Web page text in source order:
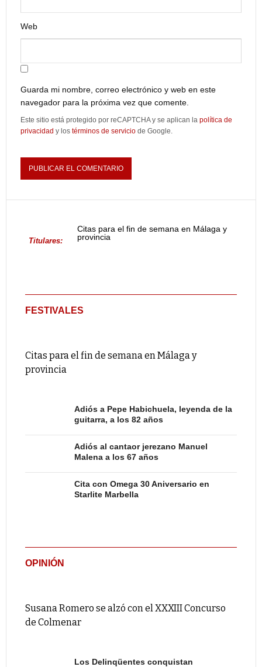
Web
Guarda mi nombre, correo electrónico y web en este
navegador para la próxima vez que comente.
Este sitio está protegido por reCAPTCHA y se aplican la política de
privacidad y los términos de servicio de Google.
Titulares:
Citas para el fin de semana en Málaga y
provincia
FESTIVALES
Citas para el fin de semana en Málaga y
provincia
Adiós a Pepe Habichuela, leyenda de la
guitarra, a los 82 años
Adiós al cantaor jerezano Manuel
Malena a los 67 años
Cita con Omega 30 Aniversario en
Starlite Marbella
OPINIÓN
Susana Romero se alzó con el XXXIII Concurso
de Colmenar
Los Delinqüentes conquistan